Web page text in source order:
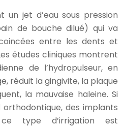
un jet d’eau sous pression
de bouche dilué) qui va
entre les dents et
études cliniques montrent
de l’hydropulseur, en
réduit la gingivite, la plaque
la mauvaise haleine. Si
des implants
type d’irrigation est